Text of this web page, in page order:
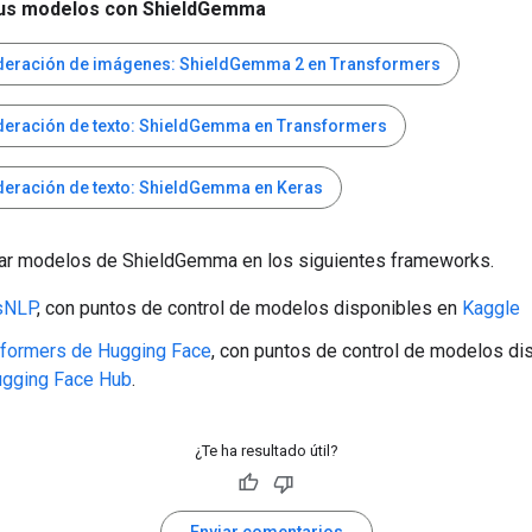
modelos con ShieldGemma
de imágenes: ShieldGemma 2 en Transformers
de texto: ShieldGemma en Transformers
de texto: ShieldGemma en Keras
modelos de ShieldGemma en los siguientes frameworks.
, con puntos de control de modelos disponibles en Kaggle
de Hugging Face, con puntos de control de modelos
Face Hub.
¿Te ha resultado útil?